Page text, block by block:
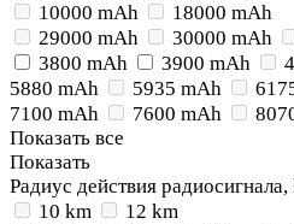
10000 mAh
18000 mAh
29000 mAh
30000 mAh
3800 mAh
3900 mAh
5880 mAh
5935 mAh
7100 mAh
7600 mAh
Показать все
Показать
Радиус действия радиосигнала,
10 km
12 km